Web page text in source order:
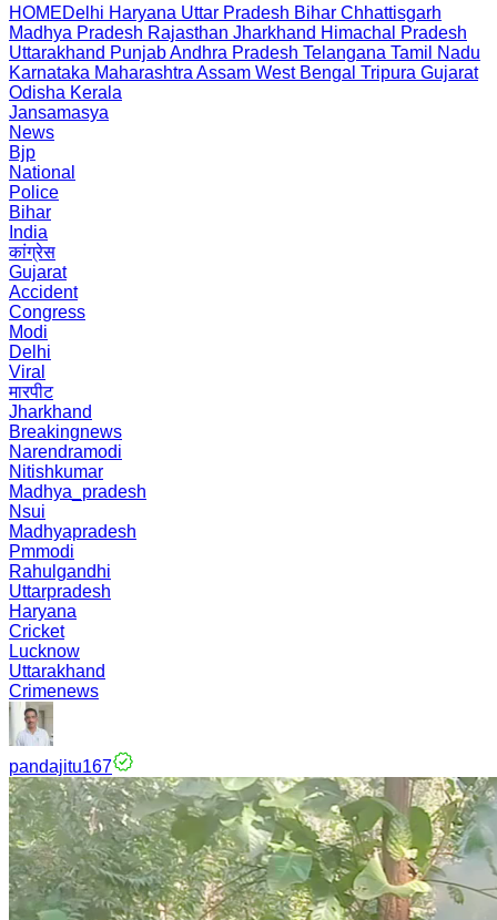
HOMEDelhi Haryana Uttar Pradesh Bihar Chhattisgarh
Madhya Pradesh Rajasthan Jharkhand Himachal Pradesh
Uttarakhand PunjabAndhra Pradesh Telangana Tamil Nadu
Karnataka Maharashtra Assam West Bengal Tripura Gujarat
Odisha Kerala
Jansamasya
News
Bjp
National
Police
Bihar
India
कांग्रेस
Gujarat
Accident
Congress
Modi
Delhi
Viral
मारपीट
Jharkhand
Breakingnews
Narendramodi
Nitishkumar
Madhya_pradesh
Nsui
Madhyapradesh
Pmmodi
Rahulgandhi
Uttarpradesh
Haryana
Cricket
Lucknow
Uttarakhand
Crimenews
pandajitu167